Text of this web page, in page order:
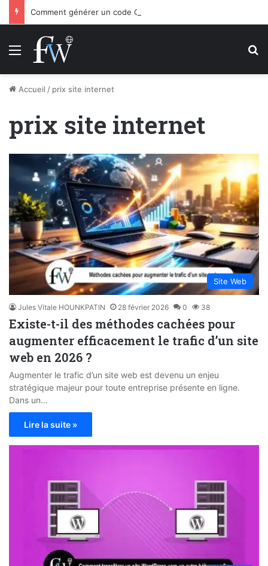
Menu
Accueil / prix site internet
prix site internet
Site Web
Jules Vitale HOUNKPATIN 28 février 2026 0 38
Existe-t-il des méthodes cachées pour
augmenter efficacement le trafic d’un site
web en 2026 ?
Augmenter le trafic d’un site web est devenu un enjeu
stratégique majeur pour toute entreprise présente en ligne.
Dans un…
Lire la suite »